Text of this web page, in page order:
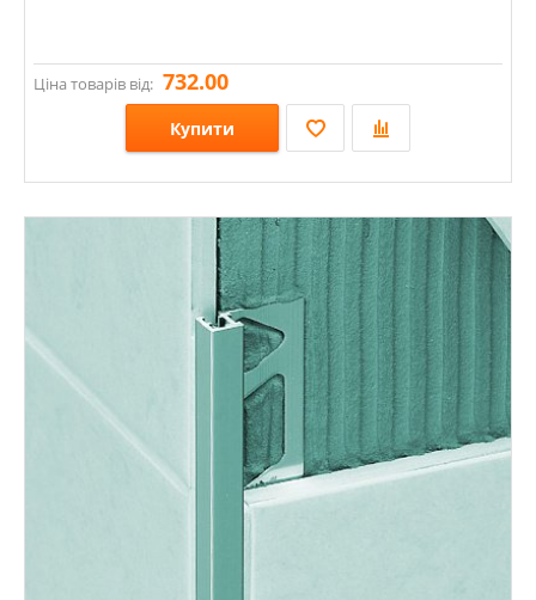
Ціна товарів від: 732.00
Купити
Розміри: 10х2700; 6х2700;
Стилі: